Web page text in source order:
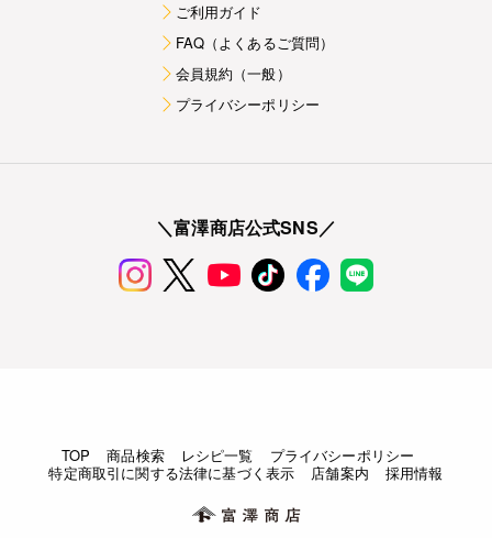
ご利用ガイド
FAQ（よくあるご質問）
会員規約（一般）
プライバシーポリシー
＼富澤商店公式SNS／
TOP 商品検索 レシピ一覧
プライバシーポリシー
特定商取引に関する法律に基づく表示
店舗案内 採用情報